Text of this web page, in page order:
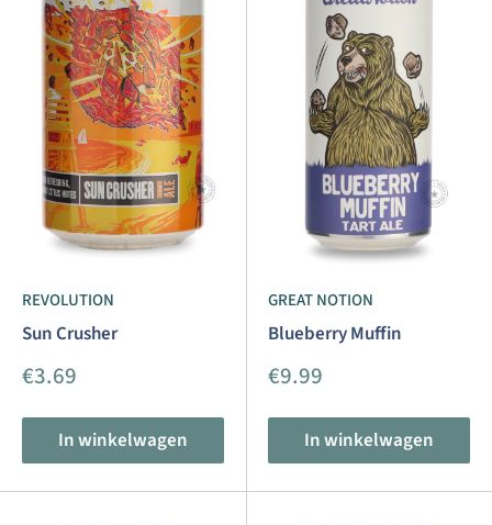
REVOLUTION
Sun Crusher
Aanbiedingsprijs
€3.69
In winkelwagen
GREAT NOTION
Blueberry Muffin
Aanbiedingsprijs
€9.99
In winkelwagen